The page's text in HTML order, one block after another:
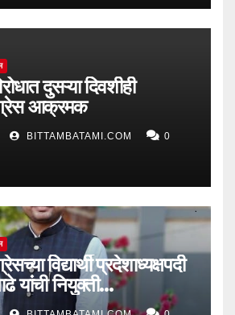
दुसऱ्या दिवशीही
आक्रमक
BITTAMBATAMI.COM 0
विद्यार्थी प्रदेशाध्यक्षपदी
यांची नियुक्ती…